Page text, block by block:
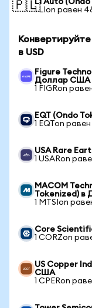
🇵🇱Li Auto
1 LIon равен
в USD
Figure
Доллар США
1 FIGRon
EQT (Ondo
1 EQTon равен
USA Rare
1 USARon
MACOM
Tokenized)
1 MTSIon
Core
1 CORZon
US Copper
США
1 CPERon